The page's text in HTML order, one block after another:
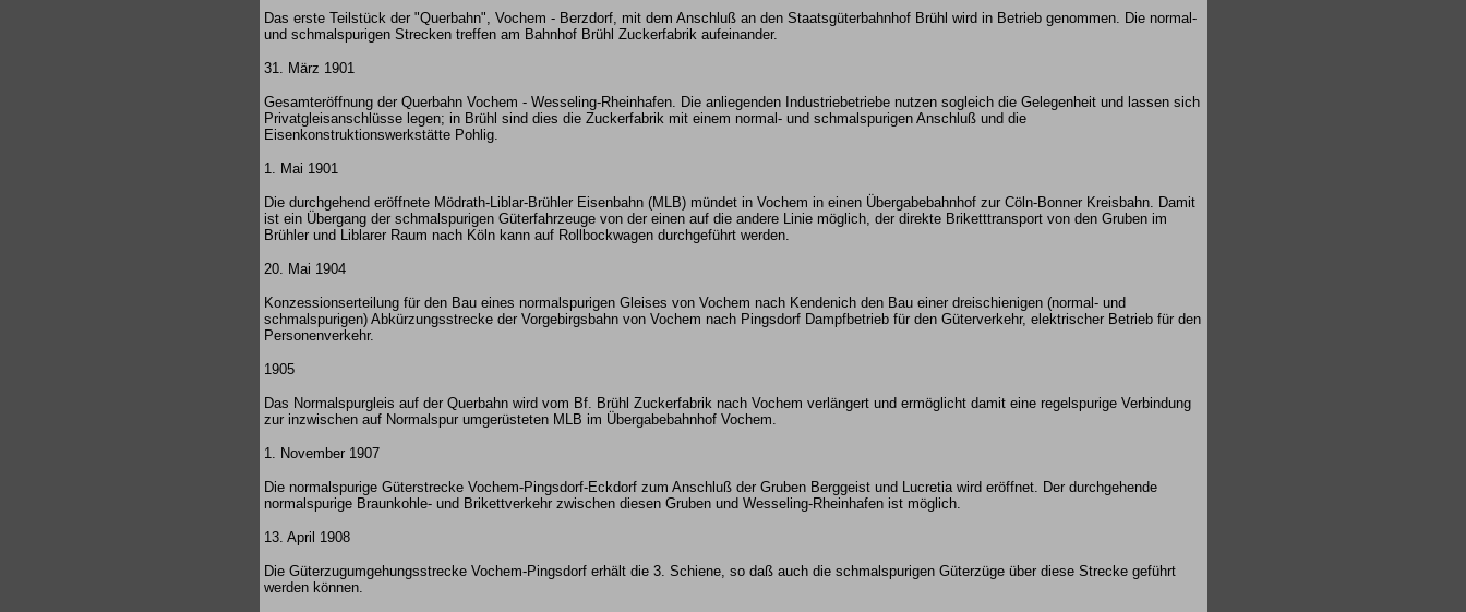
Das erste Teilstück der "Querbahn", Vochem - Berzdorf, mit dem Anschluß an den Staatsgüterbahnhof Brühl wird in Betrieb genommen. Die normal-
und schmalspurigen Strecken treffen am Bahnhof Brühl Zuckerfabrik aufeinander.
31. März 1901
Gesamteröffnung der Querbahn Vochem - Wesseling-Rheinhafen. Die anliegenden Industriebetriebe nutzen sogleich die Gelegenheit und lassen sich
Privatgleisanschlüsse legen; in Brühl sind dies die Zuckerfabrik mit einem normal- und schmalspurigen Anschluß und die
Eisenkonstruktionswerkstätte Pohlig.
1. Mai 1901
Die durchgehend eröffnete Mödrath-Liblar-Brühler Eisenbahn (MLB) mündet in Vochem in einen Übergabebahnhof zur Cöln-Bonner Kreisbahn. Damit
ist ein Übergang der schmalspurigen Güterfahrzeuge von der einen auf die andere Linie möglich, der direkte Briketttransport von den Gruben im
Brühler und Liblarer Raum nach Köln kann auf Rollbockwagen durchgeführt werden.
20. Mai 1904
Konzessionserteilung für den Bau eines normalspurigen Gleises von Vochem nach Kendenich den Bau einer dreischienigen (normal- und
schmalspurigen) Abkürzungsstrecke der Vorgebirgsbahn von Vochem nach Pingsdorf Dampfbetrieb für den Güterverkehr, elektrischer Betrieb für den
Personenverkehr.
1905
Das Normalspurgleis auf der Querbahn wird vom Bf. Brühl Zuckerfabrik nach Vochem verlängert und ermöglicht damit eine regelspurige Verbindung
zur inzwischen auf Normalspur umgerüsteten MLB im Übergabebahnhof Vochem.
1. November 1907
Die normalspurige Güterstrecke Vochem-Pingsdorf-Eckdorf zum Anschluß der Gruben Berggeist und Lucretia wird eröffnet. Der durchgehende
normalspurige Braunkohle- und Brikettverkehr zwischen diesen Gruben und Wesseling-Rheinhafen ist möglich.
13. April 1908
Die Güterzugumgehungsstrecke Vochem-Pingsdorf erhält die 3. Schiene, so daß auch die schmalspurigen Güterzüge über diese Strecke geführt
werden können.